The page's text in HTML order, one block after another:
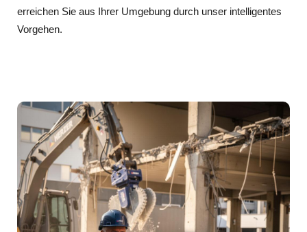
erreichen Sie aus Ihrer Umgebung durch unser intelligentes
Vorgehen.